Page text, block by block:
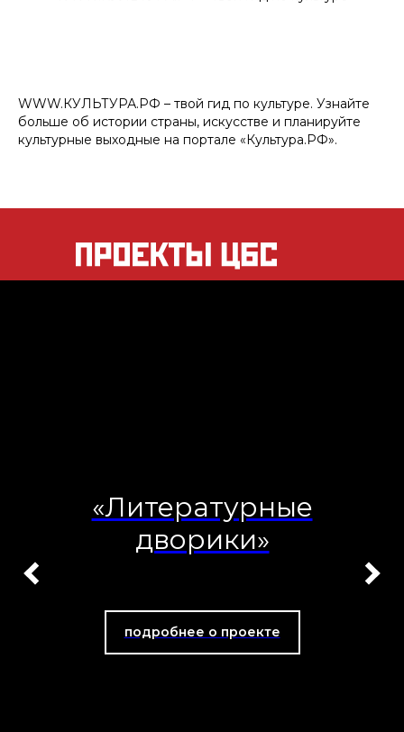
WWW.КУЛЬТУРА.РФ – твой гид по культуре. Узнайте
больше об истории страны, искусстве и планируйте
культурные выходные на портале «Культура.РФ».
«Литературные
дворики»
подробнее о проекте